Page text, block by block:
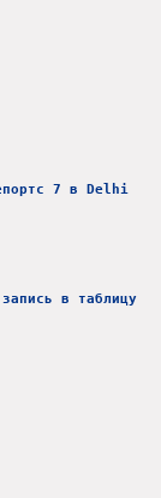
7 в Delhi
в таблицу